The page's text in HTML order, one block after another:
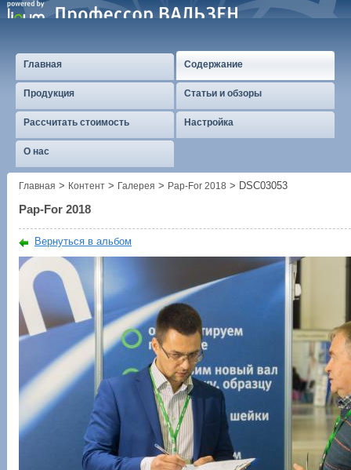
Главная Содержание
Продукция Статьи и обзоры
Рассчитать стоимость Настройка
О нас
Главная > Контент > Галерея > Pap-For 2018 > DSC03053
Pap-For 2018
Вернуться в альбом